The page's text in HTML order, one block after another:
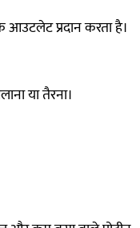
आउटलेट प्रदान करता है।
या तैरना।